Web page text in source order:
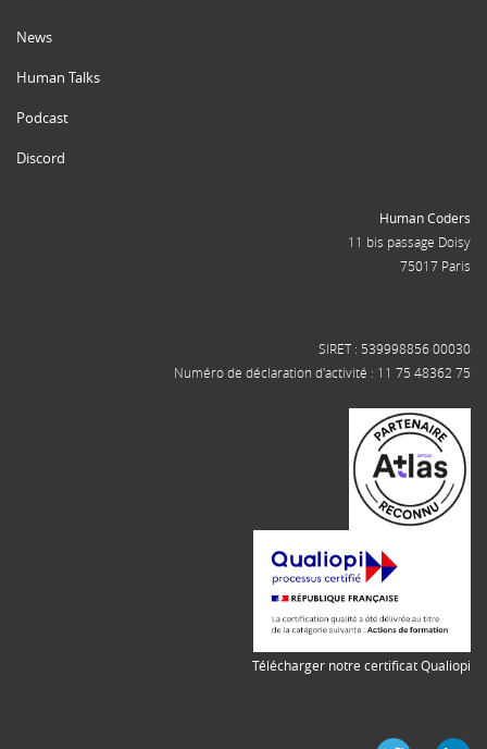
News
Human Talks
Podcast
Discord
Human Coders
11 bis passage Doisy
75017 Paris
SIRET : 539998856 00030
Numéro de déclaration d'activité : 11 75 48362 75
Télécharger notre certificat Qualiopi